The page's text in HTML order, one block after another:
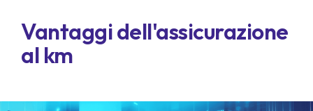
Vantaggi dell'assicurazione
al km